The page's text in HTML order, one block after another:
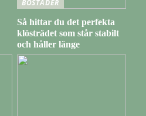
BOSTÄDER
Så hittar du det perfekta
klösträdet som står stabilt
och håller länge